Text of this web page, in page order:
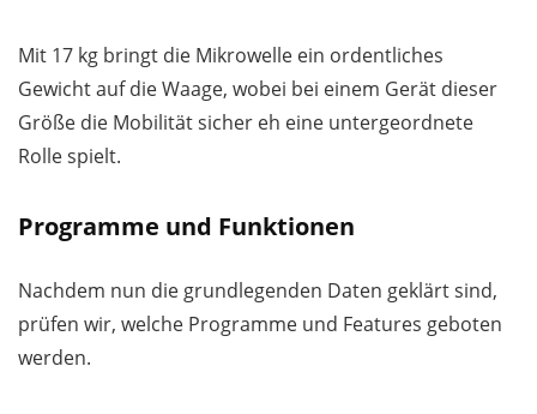
Mit 17 kg bringt die Mikrowelle ein ordentliches
Gewicht auf die Waage, wobei bei einem Gerät dieser
Größe die Mobilität sicher eh eine untergeordnete
Rolle spielt.
Programme und Funktionen
Nachdem nun die grundlegenden Daten geklärt sind,
prüfen wir, welche Programme und Features geboten
werden.